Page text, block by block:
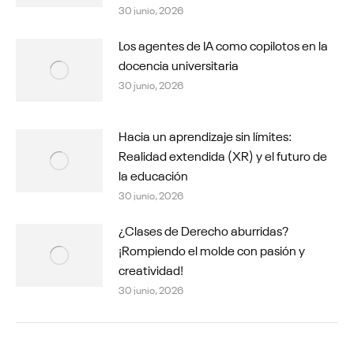
30 junio, 2026
Los agentes de IA como copilotos en la
docencia universitaria
30 junio, 2026
Hacia un aprendizaje sin límites:
Realidad extendida (XR) y el futuro de
la educación
30 junio, 2026
¿Clases de Derecho aburridas?
¡Rompiendo el molde con pasión y
creatividad!
30 junio, 2026